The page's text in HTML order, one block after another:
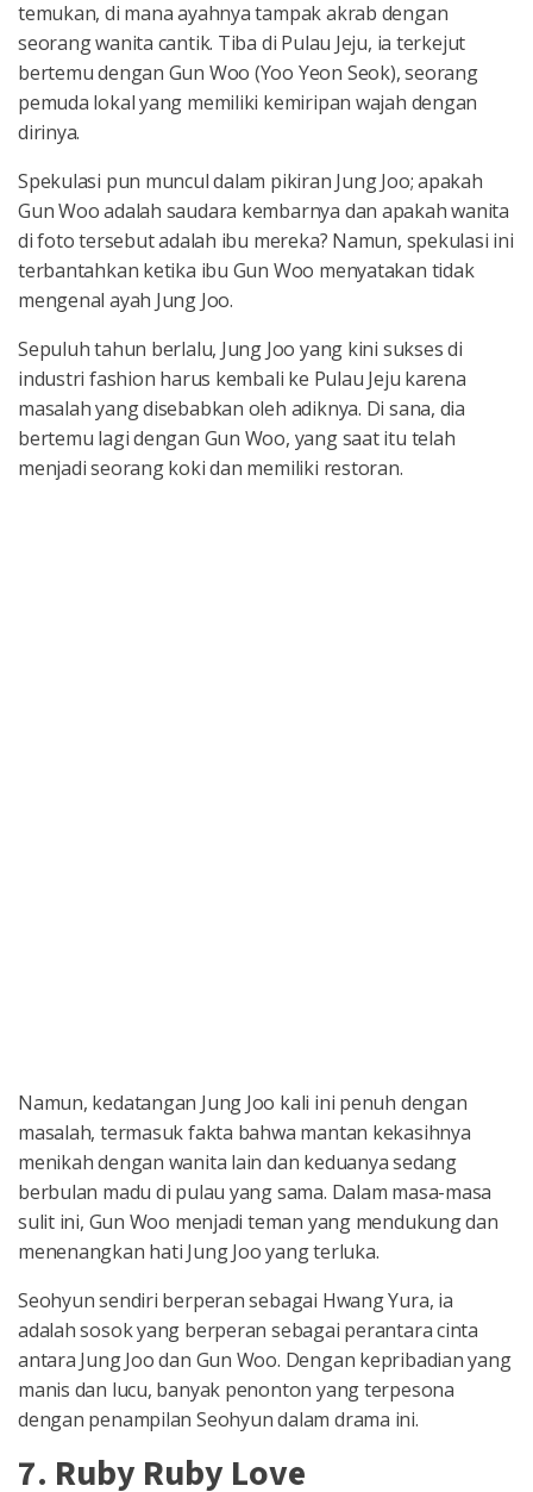
temukan, di mana ayahnya tampak akrab dengan
seorang wanita cantik. Tiba di Pulau Jeju, ia terkejut
bertemu dengan Gun Woo (Yoo Yeon Seok), seorang
pemuda lokal yang memiliki kemiripan wajah dengan
dirinya.
Spekulasi pun muncul dalam pikiran Jung Joo; apakah
Gun Woo adalah saudara kembarnya dan apakah wanita
di foto tersebut adalah ibu mereka? Namun, spekulasi ini
terbantahkan ketika ibu Gun Woo menyatakan tidak
mengenal ayah Jung Joo.
Sepuluh tahun berlalu, Jung Joo yang kini sukses di
industri fashion harus kembali ke Pulau Jeju karena
masalah yang disebabkan oleh adiknya. Di sana, dia
bertemu lagi dengan Gun Woo, yang saat itu telah
menjadi seorang koki dan memiliki restoran.
Namun, kedatangan Jung Joo kali ini penuh dengan
masalah, termasuk fakta bahwa mantan kekasihnya
menikah dengan wanita lain dan keduanya sedang
berbulan madu di pulau yang sama. Dalam masa-masa
sulit ini, Gun Woo menjadi teman yang mendukung dan
menenangkan hati Jung Joo yang terluka.
Seohyun sendiri berperan sebagai Hwang Yura, ia
adalah sosok yang berperan sebagai perantara cinta
antara Jung Joo dan Gun Woo. Dengan kepribadian yang
manis dan lucu, banyak penonton yang terpesona
dengan penampilan Seohyun dalam drama ini.
7. Ruby Ruby Love